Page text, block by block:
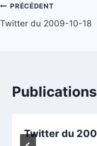
Navigation
de
PRÉCÉDENT
Twitter du 2009-10-18
Twitter du